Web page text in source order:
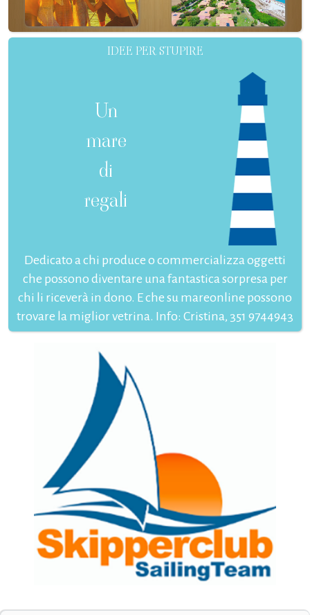
IDEE PER STUPIRE
Un
mare
di
regali
Dedicato a chi produce o commercializza oggetti
che possono diventare una fantastica sorpresa per
chi li riceverà in dono. E che su mareonline possono
trovare la miglior vetrina. Info: Cristina, 351 9744943